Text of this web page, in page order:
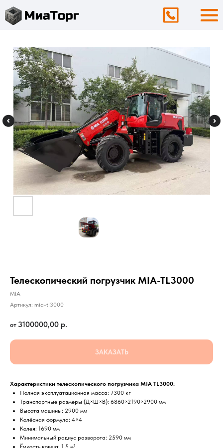
Телескопический погрузчик MIA-TL3000
MIA
Артикул: mia-tl3000
3100000,00 р.
ЗАКАЗАТЬ
Характеристики телескопического погрузчика MIA TL3000:
Полная эксплуатационная масса: 7300 кг
Транспортные размеры (Д×Ш×В): 6860×2190×2900 мм
Высота машины: 2900 мм
Колёсная формула: 4×4
Колея: 1690 мм
Минимальный радиус разворота: 2590 мм
Ёмкость ковша: 1.5 м³